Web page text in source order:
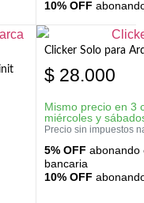
10% OFF
Clicker Solo para
$ 28.000
Mismo precio en 3
miércoles y
Precio sin impuestos
5% OFF abonando
bancaria
10% OFF